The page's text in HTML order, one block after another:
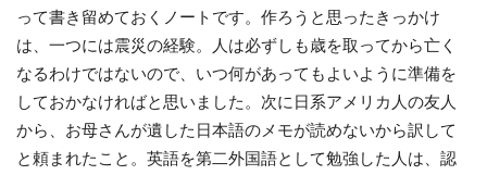
って書き留めておくノートです。作ろうと思ったきっかけ
は、一つには震災の経験。人は必ずしも歳を取ってから亡く
なるわけではないので、いつ何があってもよいように準備を
しておかなければと思いました。次に日系アメリカ人の友人
から、お母さんが遺した日本語のメモが読めないから訳して
と頼まれたこと。英語を第二外国語として勉強した人は、認